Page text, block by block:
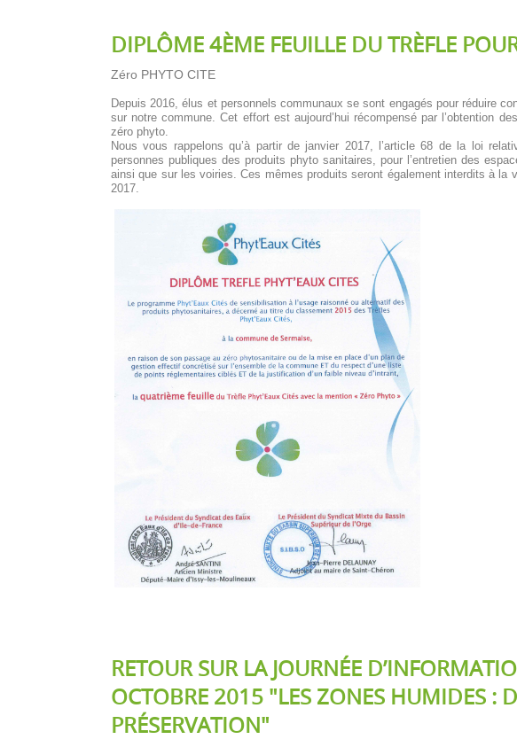
DIPLÔME 4ÈME FEUILLE DU TRÈFLE
Zéro PHYTO CITE
Depuis 2016, élus et personnels communaux se sont engagés pour réduire
sur notre commune. Cet effort est aujourd’hui récompensé par l’obtention
zéro phyto.
Nous vous rappelons qu’à partir de janvier 2017, l’article 68 de la loi
personnes publiques des produits phyto sanitaires, pour l’entretien des
ainsi que sur les voiries. Ces mêmes produits seront également interdits à la
2017.
RETOUR SUR LA JOURNÉE
OCTOBRE 2015 "LES ZONES HUMIDES :
PRÉSERVATION"